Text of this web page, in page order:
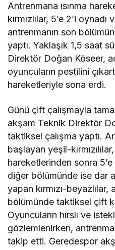
Antrenmana ısınma
kırmızlılar, 5’e 2’i
antrenmanın son
yaptı. Yaklaşık 1,5 saat
Direktör Doğan Köseer,
oyuncuların pestilini
hareketleriyle sona erdi.
Günü çift çalışmayla
akşam Teknik Direktör
taktiksel çalışma yaptı.
başlayan yeşil-
hareketlerinden sonra 5’e
diğer bölümünde ise dar
yapan kırmızı-beyazlılar,
bölümünde taktiksel çift
Oyuncuların hırslı ve
gözlemlenirken,
takip etti. Geredespor